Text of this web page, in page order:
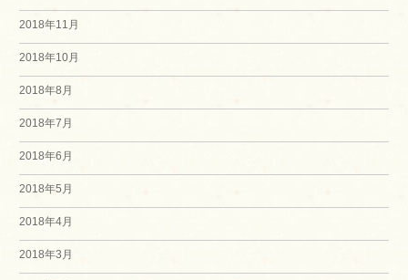
2018年11月
2018年10月
2018年8月
2018年7月
2018年6月
2018年5月
2018年4月
2018年3月